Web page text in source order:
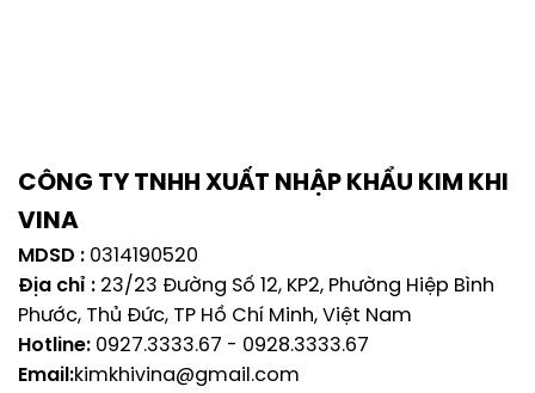
CÔNG TY TNHH XUẤT NHẬP KHẨU KIM KHI
VINA
MDSD : 0314190520
Địa chỉ : 23/23 Đường Số 12, KP2, Phường Hiệp Bình
Phước, Thủ Đức, TP Hồ Chí Minh, Việt Nam
Hotline: 0927.3333.67 - 0928.3333.67
Email:kimkhivina@gmail.com